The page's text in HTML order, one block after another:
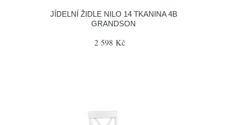
JÍDELNÍ ŽIDLE NILO 14 TKANINA 4B
GRANDSON
2 598 Kč